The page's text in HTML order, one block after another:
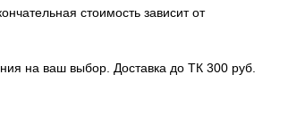
стоимость зависит от
на ваш выбор. Доставка до ТК 300 руб.